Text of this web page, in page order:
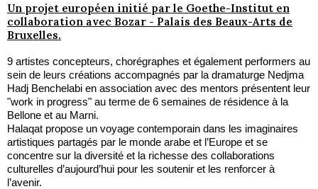
Un projet européen initié par le Goethe-Institut en
collaboration avec Bozar - Palais des Beaux-Arts de
Bruxelles.
9 artistes concepteurs, chorégraphes et également performers au
sein de leurs créations accompagnés par la dramaturge Nedjma
Hadj Benchelabi en association avec des mentors présentent leur
"work in progress" au terme de 6 semaines de résidence à la
Bellone et au Marni.
Halaqat propose un voyage contemporain dans les imaginaires
artistiques partagés par le monde arabe et l’Europe et se
concentre sur la diversité et la richesse des collaborations
culturelles d’aujourd’hui pour les soutenir et les renforcer à
l’avenir.